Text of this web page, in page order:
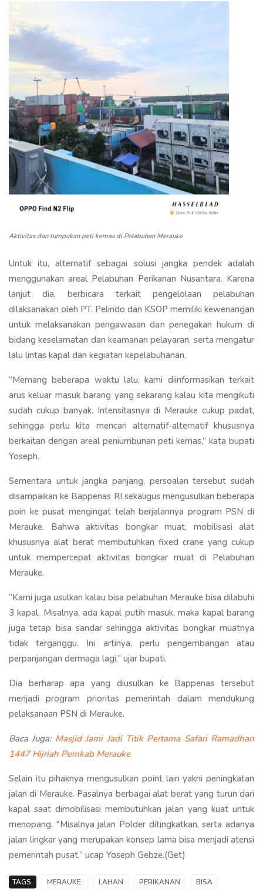
Aktivitas dan tumpukan peti kemas di Pelabuhan Merauke
Untuk itu, alternatif sebagai solusi jangka pendek adalah
menggunakan areal Pelabuhan Perikanan Nusantara. Karena
lanjut dia, berbicara terkait pengelolaan pelabuhan
dilaksanakan oleh PT. Pelindo dan KSOP memiliki kewenangan
untuk melaksanakan pengawasan dan penegakan hukum di
bidang keselamatan dan keamanan pelayaran, serta mengatur
lalu lintas kapal dan kegiatan kepelabuhanan.
‘’Memang beberapa waktu lalu, kami diinformasikan terkait
arus keluar masuk barang yang sekarang kalau kita mengikuti
sudah cukup banyak. Intensitasnya di Merauke cukup padat,
sehingga perlu kita mencari alternatif-alternatif khususnya
berkaitan dengan areal peniumbunan peti kemas,’’ kata bupati
Yoseph.
Sementara untuk jangka panjang, persoalan tersebut sudah
disampaikan ke Bappenas RI sekaligus mengusulkan beberapa
poin ke pusat mengingat telah berjalannya program PSN di
Merauke. Bahwa aktivitas bongkar muat, mobilisasi alat
khususnya alat berat membutuhkan fixed crane yang cukup
untuk mempercepat aktivitas bongkar muat di Pelabuhan
Merauke.
‘’Kami juga usulkan kalau bisa pelabuhan Merauke bisa dilabuhi
3 kapal. Misalnya, ada kapal putih masuk, maka kapal barang
juga tetap bisa sandar sehingga aktivitas bongkar muatnya
tidak terganggu. Ini artinya, perlu pengembangan atau
perpanjangan dermaga lagi,’’ ujar bupati.
Dia berharap apa yang diusulkan ke Bappenas tersebut
menjadi program prioritas pemerintah dalam mendukung
pelaksanaan PSN di Merauke.
Baca Juga: Masjid Jami Jadi Titik Pertama Safari Ramadhan
1447 Hijriah Pemkab Merauke
Selain itu pihaknya mengusulkan point lain yakni peningkatan
jalan di Merauke. Pasalnya berbagai alat berat yang turun dari
kapal saat dimobilisasi membutuhkan jalan yang kuat untuk
menopang. "Misalnya jalan Polder ditingkatkan, serta adanya
jalan lingkar yang merupakan konsep lama bisa menjadi atensi
pemerintah pusat,’’ ucap Yoseph Gebze.(Get)
TAGS: MERAUKE: LAHAN PERIKANAN
BISA